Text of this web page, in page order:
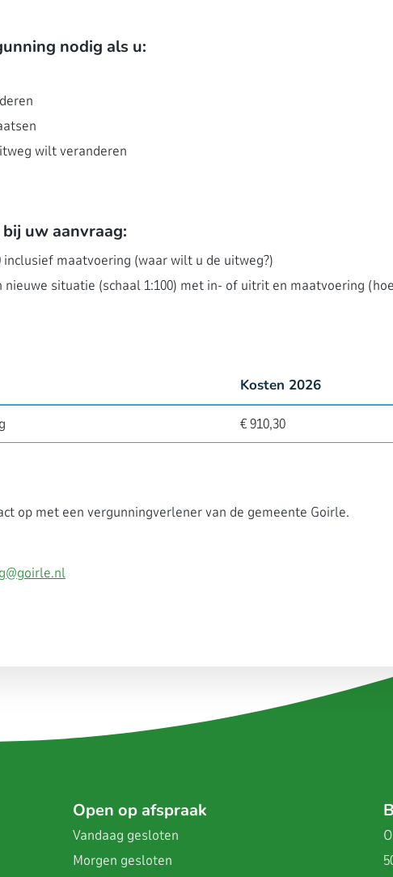
nodig als u:
wilt veranderen
uw aanvraag:
maatvoering (waar wilt u de uitweg?)
situatie (schaal 1:100) met in- of uitrit en maatvoering
Kosten 2026
€ 910,30
op met een vergunningverlener van de gemeente Goirle.
Open op afspraak
Vandaag gesloten
Morgen gesloten